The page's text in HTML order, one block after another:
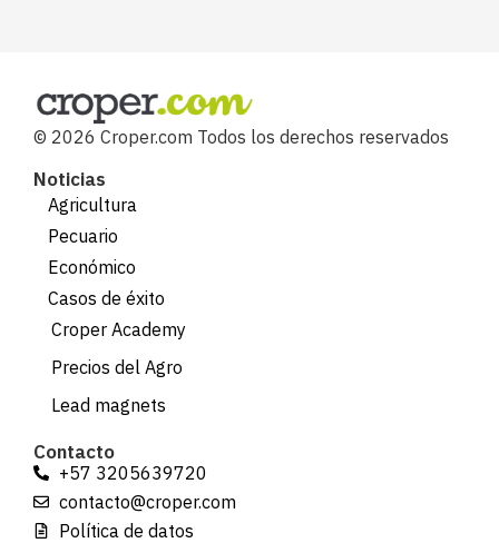
© 2026 Croper.com Todos los derechos reservados
Noticias
Agricultura
Pecuario
Económico
Casos de éxito
Croper Academy
Precios del Agro
Lead magnets
Contacto
+57 3205639720
contacto@croper.com
Política de datos